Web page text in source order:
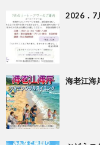
2026．7
海老江海